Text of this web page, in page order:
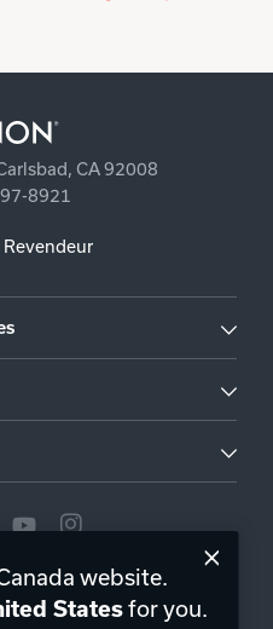
CA 92008
8921
| FR
website.
Statesfor you.